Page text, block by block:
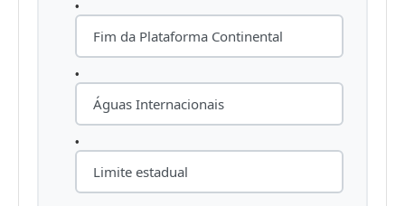
Fim da Plataforma Continental
Águas Internacionais
Limite estadual